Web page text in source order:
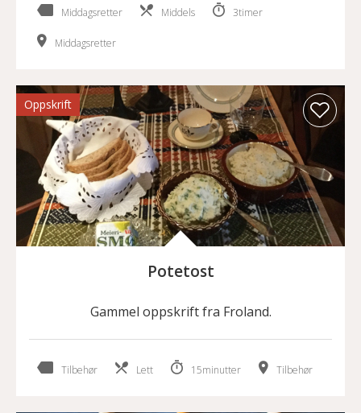
Middagsretter Middels 3timer
Middagsretter
Oppskrift
Potetost
Gammel oppskrift fra Froland.
Tilbehør Lett 15minutter Tilbehør